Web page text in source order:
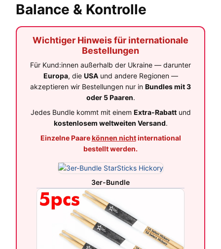
Balance & Kontrolle
Wichtiger Hinweis für internationale
Bestellungen
Für Kund:innen außerhalb der Ukraine — darunter
Europa, die USAund andere Regionen —
akzeptieren wir Bestellungen nur in Bundles mit 3
oder 5 Paaren.
Jedes Bundle kommt mit einem Extra-Rabattund
kostenlosem weltweiten Versand.
Einzelne Paarekönnen nichtinternational
bestellt werden.
3er-Bundle